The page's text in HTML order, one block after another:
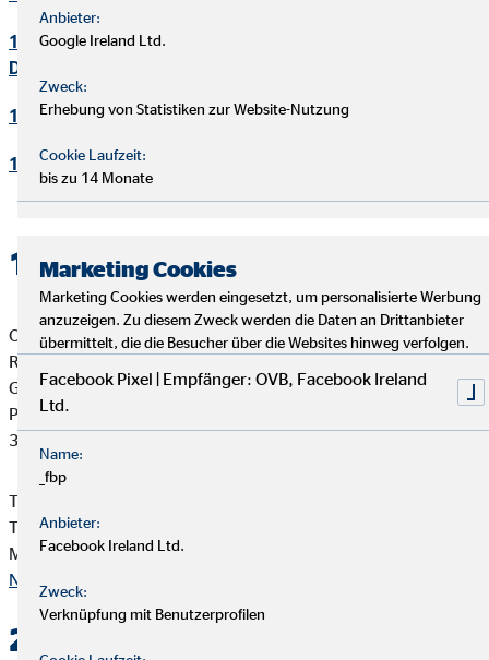
16. Änderung und Aktualisierung der
Datenschutzerklärung
17. Rechte der betroffenen Personen
18. Begriffsdefinitionen
1. Verantwortlicher
OVB Vermögensberatung AG
Romina Bönnighausen
Geschäftsstellenleiterin für die OVB
Pfennigbreite 1
37671 Höxter
Telefon: +49 5271 4049860
Telefax: +49 5252 9893592
Mail:romina.boennighausen@ovb.de
Nach oben
2. Kontakt
Anbieter:
Google Ireland Ltd.
Zweck:
Erhebung von Statistiken zur Website-Nutzung
Cookie Laufzeit:
bis zu 14 Monate
Marketing Cookies
Marketing Cookies werden eingesetzt, um personalisierte Werbung
anzuzeigen. Zu diesem Zweck werden die Daten an Drittanbieter
übermittelt, die die Besucher über die Websites hinweg verfolgen.
Facebook Pixel | Empfänger: OVB, Facebook Ireland
Ltd.
Name:
_fbp
Anbieter:
Facebook Ireland Ltd.
Zweck:
Verknüpfung mit Benutzerprofilen